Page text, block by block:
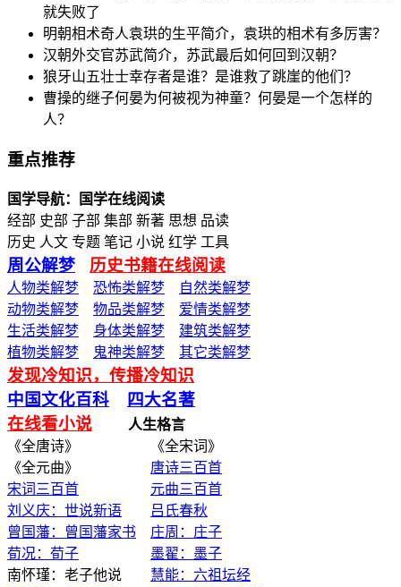
就失败了
明朝相术奇人袁珙的生平简介，袁珙的相术有多厉害？
汉朝外交官苏武简介，苏武最后如何回到汉朝？
狼牙山五壮士幸存者是谁？是谁救了跳崖的他们？
曹操的继子何晏为何被视为神童？何晏是一个怎样的
人？
重点推荐
国学导航：国学在线阅读
经部 史部 子部 集部 新著 思想 品读
历史 人文 专题 笔记 小说 红学 工具
周公解梦 历史书籍在线阅读
人物类解梦 恐怖类解梦
自然类解梦
动物类解梦
物品类解梦
爱情类解梦
生活类解梦
身体类解梦
建筑类解梦
植物类解梦
鬼神类解梦 其它类解梦
发现冷知识，传播冷知识
中国文化百科
四大名著
在线看小说
人生格言
《全唐诗》 《全宋词》
《全元曲》 唐诗三百首
宋词三百首
元曲三百首
刘义庆：世说新语
吕氏春秋
曾国藩：曾国藩家书
庄周：庄子
荀况：荀子
墨翟：墨子
南怀瑾：老子他说 慧能：六祖坛经